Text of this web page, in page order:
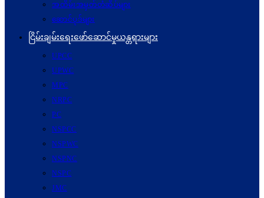
အထိမ်းအမှတ်တံဆိပ်များ
ဆောင်ပုဒ်များ
ငြိမ်းချမ်းရေးဖော်‌ဆောင်မှုယန္တရားများ
UPCC
UPWC
MPC
NRPC
PC
NSPCC
NSPWC
NSPNC
NSPC
JMC